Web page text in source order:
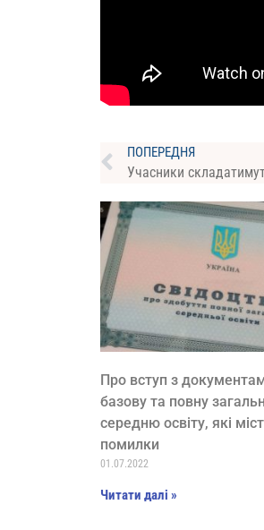
ПОПЕРЕДНЯ
Учасники
Про вступ з
базову та повну
середню освіту, які
помилки
01.07.2022
Читати далі »